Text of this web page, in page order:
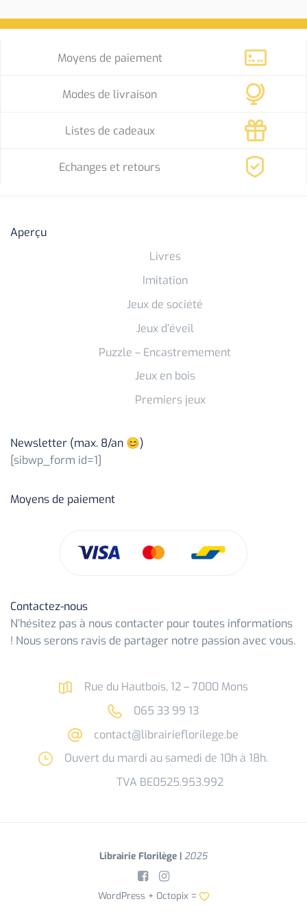
Moyens de paiement
Modes de livraison
Listes de cadeaux
Echanges et retours
Aperçu
Livres
Imitation
Jeux de société
Jeux d’éveil
Puzzle – Encastremement
Jeux en bois
Premiers jeux
Newsletter (max. 8/an 😊)
[sibwp_form id=1]
Moyens de paiement
Contactez-nous
N’hésitez pas à nous contacter pour toutes informations
! Nous serons ravis de partager notre passion avec vous.
Rue du Hautbois, 12 – 7000 Mons
065 33 99 13
contact@librairieflorilege.be
Ouvert du mardi au samedi de 10h à 18h.
TVA BE0525.953.992
Librairie Florilège | 2025
WordPress + Octopix=